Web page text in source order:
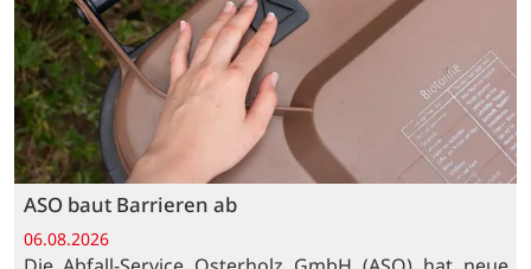
ASO baut Barrieren ab
06.08.2026